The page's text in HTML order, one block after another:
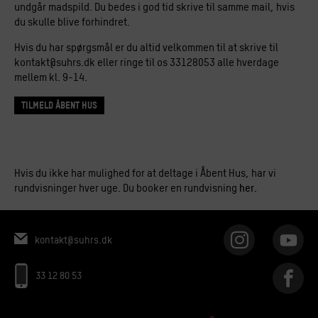
undgår madspild. Du bedes i god tid skrive til samme mail, hvis
du skulle blive forhindret.
Hvis du har spørgsmål er du altid velkommen til at skrive til
kontakt@suhrs.dk eller ringe til os 33128053 alle hverdage
mellem kl. 9-14.
Tilmeld Åbent Hus
Hvis du ikke har mulighed for at deltage i Åbent Hus, har vi
rundvisninger hver uge. Du booker en rundvisning her.
kontakt@suhrs.dk
33 12 80 53